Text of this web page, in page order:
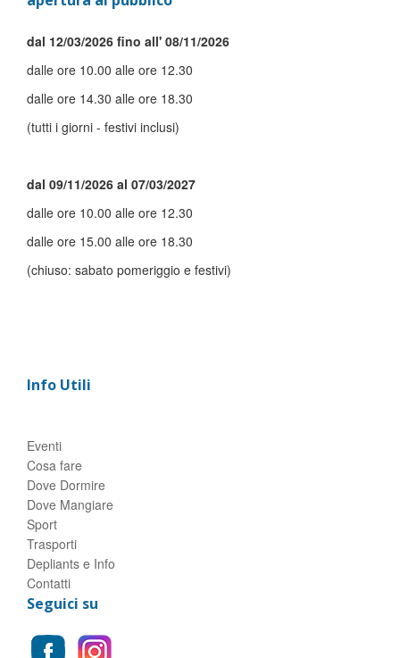
dal 12/03/2026 fino all' 08/11/2026
dalle ore 10.00 alle ore 12.30
dalle ore 14.30 alle ore 18.30
(tutti i giorni - festivi inclusi)
dal 09/11/2026 al 07/03/2027
dalle ore 10.00 alle ore 12.30
dalle ore 15.00 alle ore 18.30
(chiuso: sabato pomeriggio e festivi)
Info Utili
Eventi
Cosa fare
Dove Dormire
Dove Mangiare
Sport
Trasporti
Depliants e Info
Contatti
Seguici su